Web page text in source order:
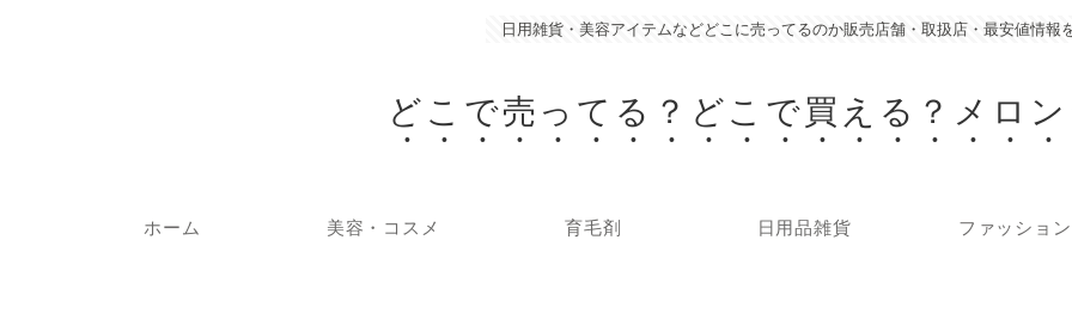
日用雑貨・美容アイテムなどどこに売ってるのか販売店舗・取扱店・最安値情報
どこで売ってる？どこで買える？メロ
ホーム 美容・コスメ 育毛剤 日用品雑貨 ファッション